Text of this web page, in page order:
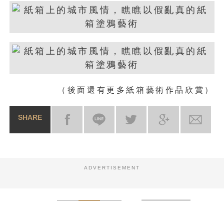
（後面還有更多紙箱藝術作品欣賞）
SHARE
ADVERTISEMENT